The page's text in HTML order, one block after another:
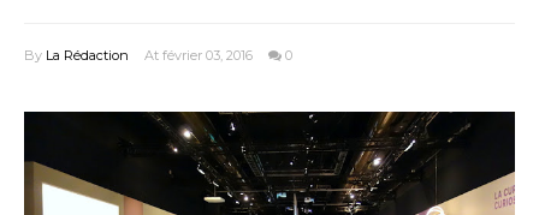
By La Rédaction At février 03, 2016 0